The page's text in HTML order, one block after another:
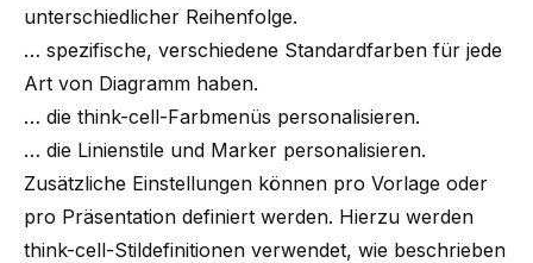
unterschiedlicher Reihenfolge.
… spezifische, verschiedene Standardfarben für jede
Art von Diagramm haben.
… die think-cell-Farbmenüs personalisieren.
… die Linienstile und Marker personalisieren.
Zusätzliche Einstellungen können pro Vorlage oder
pro Präsentation definiert werden. Hierzu werden
think-cell-Stildefinitionen verwendet, wie beschrieben